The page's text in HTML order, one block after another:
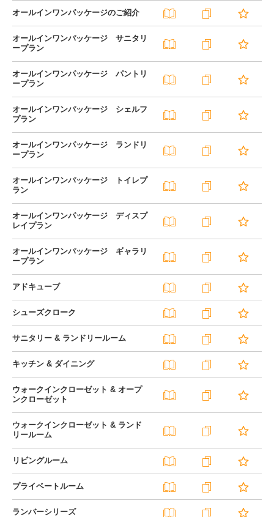
オールインワンパッケージのご紹介
オールインワンパッケージ サニタリ
ープラン
オールインワンパッケージ パントリ
ープラン
オールインワンパッケージ シェルフ
プラン
オールインワンパッケージ ランドリ
ープラン
オールインワンパッケージ トイレプ
ラン
オールインワンパッケージ ディスプ
レイプラン
オールインワンパッケージ ギャラリ
ープラン
アドキューブ
シューズクローク
サニタリー & ランドリールーム
キッチン & ダイニング
ウォークインクローゼット & オープ
ンクローゼット
ウォークインクローゼット & ランド
リールーム
リビングルーム
プライベートルーム
ランバーシリーズ